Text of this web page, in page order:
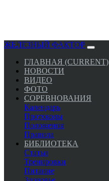
ЖЕЛЕЗНЫЙ ФАКТОР
ГЛАВНАЯ (CURRENT)
НОВОСТИ
ВИДЕО
ФОТО
СОРЕВНОВАНИЯ
Календарь
Протоколы
Положения
Правила
БИБЛИОТЕКА
Статьи
Тренировки
Питание